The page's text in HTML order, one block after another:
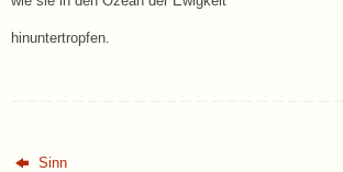
hinuntertropfen.
Sinn